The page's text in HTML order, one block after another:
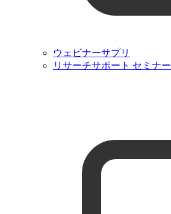
ウェビナーサプリ
リサーチサポート セミナー